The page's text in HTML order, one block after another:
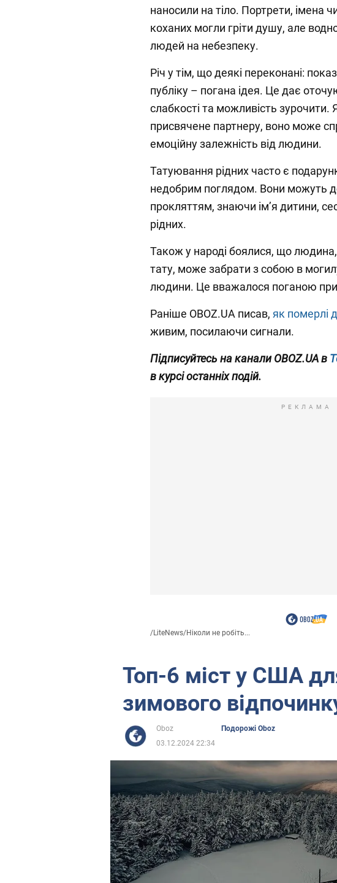
наносили на тіло. Портрети, імена
коханих могли гріти душу, але
людей на небезпеку.
Річ у тім, що деякі переконані:
публіку – погана ідея. Це дає
слабкості та можливість
присвячене партнеру, воно може
емоційну залежність від людини.
Татуювання рідних часто є
недобрим поглядом. Вони можуть
прокляттям, знаючи імʼя дитини,
рідних.
Також у народі боялися, що
тату, може забрати з собою в
людини. Це вважалося поганою
Раніше OBOZ.UA писав, як померлі
живим, посилаючи сигнали.
Підписуйтесь на канали OBOZ.UA в
в курсі останніх подій.
РЕКЛАМА
/LiteNews/Ніколи не робіть...
Топ-6 міст у США
зимового
Oboz
Подорожі Oboz
03.12.2024 22:34